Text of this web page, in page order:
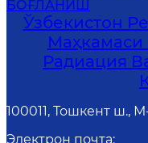
БОҒЛАНИШ
Ўзбекистон
Маҳкамаси
Радиация
100011, Тошкент ш.,
Электрон почта: